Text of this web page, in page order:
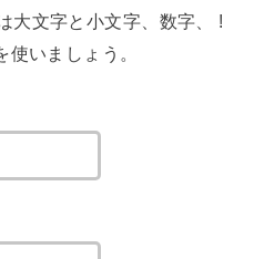
大文字と小文字、数字、 !
いましょう。